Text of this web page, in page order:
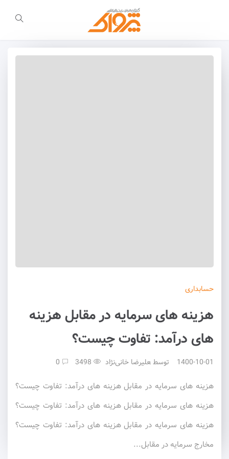
حسابداری
هزینه های سرمایه در مقابل هزینه
های درآمد: تفاوت چیست؟
1400-10-01 توسط علیرضا خانی‌نژاد
هزینه های سرمایه در مقابل هزینه های درآمد: تفاوت چیست؟
هزینه های سرمایه در مقابل هزینه های درآمد: تفاوت چیست؟
هزینه های سرمایه در مقابل هزینه های درآمد: تفاوت چیست؟
مخارج سرمایه در مقابل...